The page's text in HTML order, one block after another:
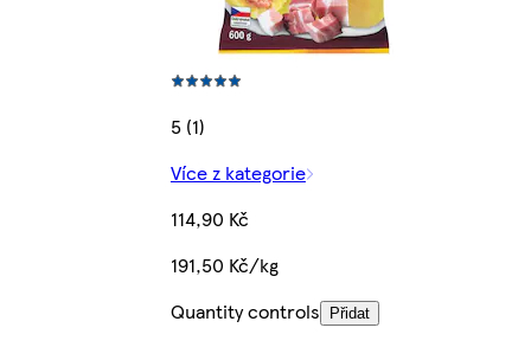
5 (1)
Více z kategorie
114,90 Kč
191,50 Kč/kg
Quantity controls
Přidat